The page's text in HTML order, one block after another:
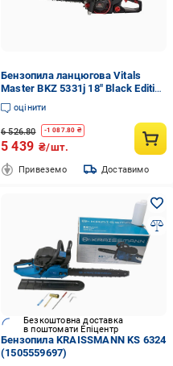
Бензопила ланцюгова Vitals
Master BKZ 5331j 18" Black Edition
(000197872)
оцінити
6 526.80 -1 087.80 ₴
5 439 ₴/шт.
Привеземо Доставимо
Безкоштовна доставка
в поштомати Епіцентр
Бензопила KRAISSMANN KS 6324
(1505559697)